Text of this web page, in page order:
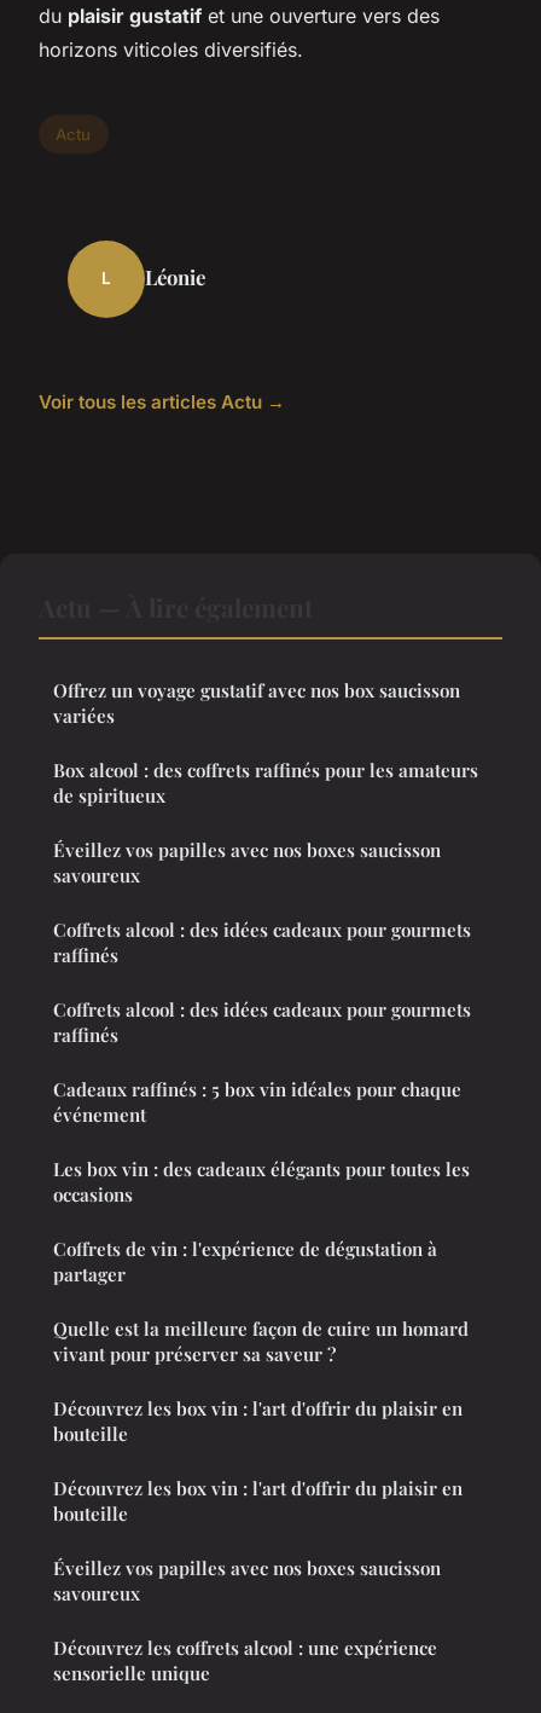
du plaisir gustatif et une ouverture vers des
horizons viticoles diversifiés.
Actu
L Léonie
Voir tous les articles Actu →
Offrez un voyage gustatif avec nos box saucisson
variées
Box alcool : des coffrets raffinés pour les amateurs
de spiritueux
Éveillez vos papilles avec nos boxes saucisson
savoureux
Coffrets alcool : des idées cadeaux pour gourmets
raffinés
Coffrets alcool : des idées cadeaux pour gourmets
raffinés
Cadeaux raffinés : 5 box vin idéales pour chaque
événement
Les box vin : des cadeaux élégants pour toutes les
occasions
Coffrets de vin : l'expérience de dégustation à
partager
Quelle est la meilleure façon de cuire un homard
vivant pour préserver sa saveur ?
Découvrez les box vin : l'art d'offrir du plaisir en
bouteille
Découvrez les box vin : l'art d'offrir du plaisir en
bouteille
Éveillez vos papilles avec nos boxes saucisson
savoureux
Découvrez les coffrets alcool : une expérience
sensorielle unique